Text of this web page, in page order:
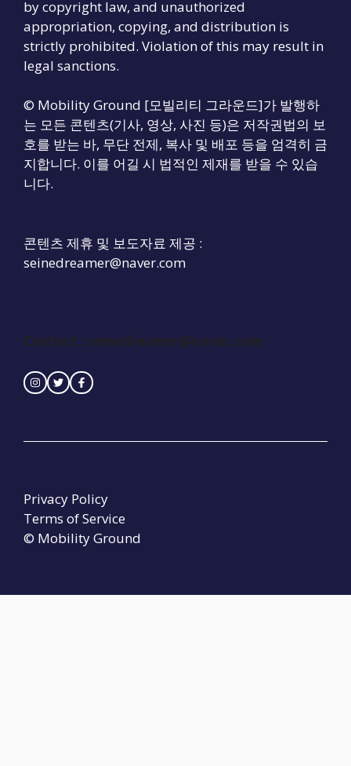
by copyright law, and unauthorized
appropriation, copying, and distribution is
strictly prohibited. Violation of this may result in
legal sanctions.
© Mobility Ground [모빌리티 그라운드]가 발행하
는 모든 콘텐츠(기사, 영상, 사진 등)은 저작권법의 보
호를 받는 바, 무단 전제, 복사 및 배포 등을 엄격히 금
지합니다. 이를 어길 시 법적인 제재를 받을 수 있습
니다.
콘텐츠 제휴 및 보도자료 제공 :
seinedreamer@naver.com
Contact : seinedreamer@naver.com
© Mobility Ground
Privacy Policy
Terms of Service